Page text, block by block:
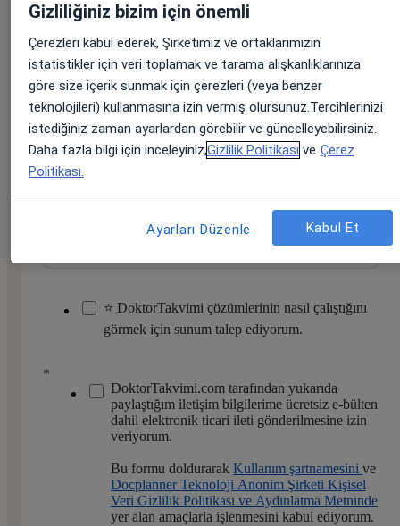
E-posta adresiniz*
Telefon numaranız*
⭐ DoktorTakvimi çözümlerinin nasıl çalıştığını
görmek için sunum talep ediyorum.
*
DoktorTakvimi.com tarafından yukarıda
paylaştığım iletişim bilgilerime ücretsiz e-bülten
dahil elektronik ticari ileti gönderilmesine izin
veriyorum.
Bu formu doldurarak Kullanım şartnamesini ve
Docplanner Teknoloji Anonim Şirketi Kişisel
Veri Gizlilik Politikası ve Aydınlatma Metninde
yer alan amaçlarla işlenmesini kabul ediyorum.
Gizliliğiniz bizim için önemli
Çerezleri kabul ederek, Şirketimiz ve ortaklarımızın
istatistikler için veri toplamak ve tarama alışkanlıklarınıza
göre size içerik sunmak için çerezleri (veya benzer
teknolojileri) kullanmasına izin vermiş olursunuz.Tercihlerinizi
istediğiniz zaman ayarlardan görebilir ve güncelleyebilirsiniz.
Daha fazla bilgi için inceleyiniz,Gizlilik Politikası ve Çerez
Politikası.
Ayarları Düzenle Kabul Et